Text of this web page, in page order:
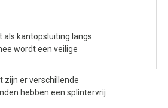
als kantopsluiting langs
wordt een veilige
zijn er verschillende
hebben een splintervrij